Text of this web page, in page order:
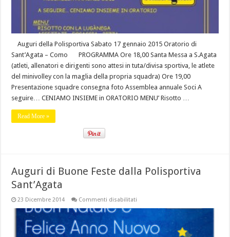
Auguri della Polisportiva Sabato 17 gennaio 2015 Oratorio di
Sant’Agata – Como PROGRAMMA Ore 18,00 Santa Messa a S.Agata
(atleti, allenatori e dirigenti sono attesi in tuta/divisa sportiva, le atlete
del minivolley con la maglia della propria squadra) Ore 19,00
Presentazione squadre consegna foto Assemblea annuale Soci A
seguire… CENIAMO INSIEME in ORATORIO MENU’ Risotto …
Read More »
Auguri di Buone Feste dalla Polisportiva
Sant’Agata
23 Dicembre 2014 Commenti disabilitati
Feste
dalla